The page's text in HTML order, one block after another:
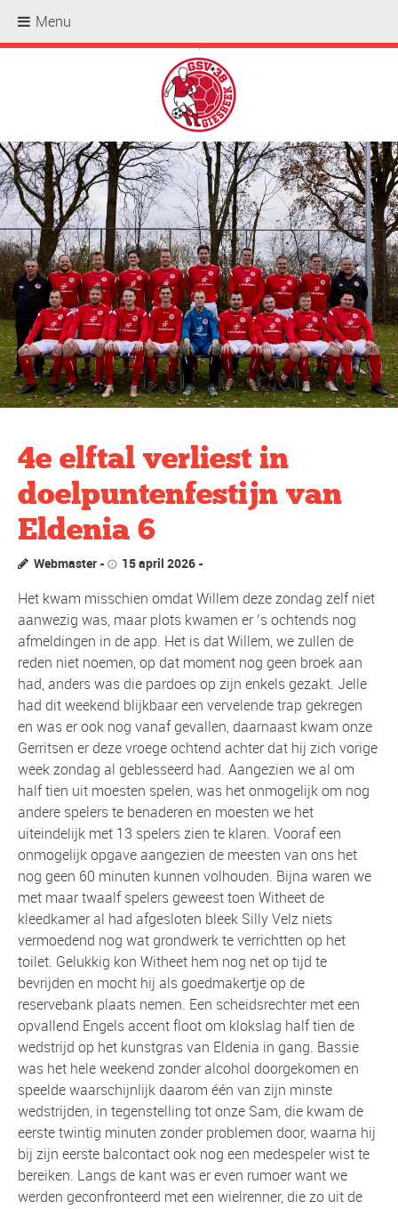
.
4e elftal verliest in
doelpuntenfestijn van
Eldenia 6
Webmaster 15 april 2026
Het kwam misschien omdat Willem deze zondag zelf niet
aanwezig was, maar plots kwamen er ’s ochtends nog
afmeldingen in de app. Het is dat Willem, we zullen de
reden niet noemen, op dat moment nog geen broek aan
had, anders was die pardoes op zijn enkels gezakt. Jelle
had dit weekend blijkbaar een vervelende trap gekregen
en was er ook nog vanaf gevallen, daarnaast kwam onze
Gerritsen er deze vroege ochtend achter dat hij zich vorige
week zondag al geblesseerd had. Aangezien we al om
half tien uit moesten spelen, was het onmogelijk om nog
andere spelers te benaderen en moesten we het
uiteindelijk met 13 spelers zien te klaren. Vooraf een
onmogelijk opgave aangezien de meesten van ons het
nog geen 60 minuten kunnen volhouden. Bijna waren we
met maar twaalf spelers geweest toen Witheet de
kleedkamer al had afgesloten bleek Silly Velz niets
vermoedend nog wat grondwerk te verrichtten op het
toilet. Gelukkig kon Witheet hem nog net op tijd te
bevrijden en mocht hij als goedmakertje op de
reservebank plaats nemen. Een scheidsrechter met een
opvallend Engels accent floot om klokslag half tien de
wedstrijd op het kunstgras van Eldenia in gang. Bassie
was het hele weekend zonder alcohol doorgekomen en
speelde waarschijnlijk daarom één van zijn minste
wedstrijden, in tegenstelling tot onze Sam, die kwam de
eerste twintig minuten zonder problemen door, waarna hij
bij zijn eerste balcontact ook nog een medespeler wist te
bereiken. Langs de kant was er even rumoer want we
werden geconfronteerd met een wielrenner, die zo uit de
Menu